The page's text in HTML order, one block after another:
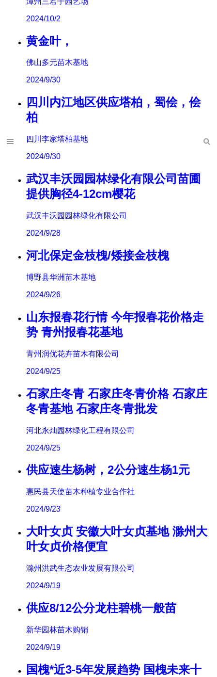
2024/10/2
黄金叶，
佛山多元苗木基地
2024/9/30
四川内江地区供应塔柏，蜀侩，侩
柏
四川李家塔柏基地
2024/9/30
武汉丰沃园园林绿化有限公司苗圃
提供胸径4-12cm樱花
武汉丰沃园园林绿化有限公司
2024/9/28
河北保定金枝槐/矮接金枝槐
博野县华洲苗木基地
2024/9/26
山东报春花行情 今年报春花价格走
势 青州报春花基地
青州润优花卉苗木有限公司
2024/9/25
石家庄冬青 石家庄冬青价格 石家庄
冬青基地 石家庄冬青批发
河北永灿园林绿化工程有限公司
2024/9/25
供应速生杨树，2公分速生杨1元
惠民县天使苗木种植专业合作社
2024/9/23
大叶女贞 安徽大叶女贞基地 滁州大
叶女贞价格便宜
滁州洪武生态农业发展有限公司
2024/9/19
供应8/12公分龙柱碧桃一般苗
新华园林苗木购销
2024/9/19
国槐*近3-5年发展趋势 国槐未来十